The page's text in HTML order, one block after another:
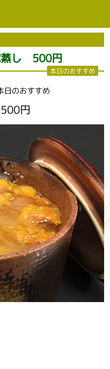
蒸し 500円
本日のおすすめ
のおすすめ
円